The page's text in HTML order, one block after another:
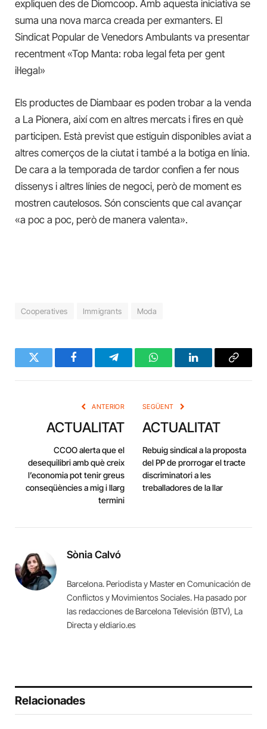
expliquen des de Diomcoop. Amb aquesta iniciativa se
suma una nova marca creada per exmanters. El
Sindicat Popular de Venedors Ambulants va presentar
recentment «Top Manta: roba legal feta per gent
il·legal»
Els productes de Diambaar es poden trobar a la venda
a La Pionera, així com en altres mercats i fires en què
participen. Està previst que estiguin disponibles aviat a
altres comerços de la ciutat i també a la botiga en línia.
De cara a la temporada de tardor confien a fer nous
dissenys i altres línies de negoci, però de moment es
mostren cautelosos. Són conscients que cal avançar
«a poc a poc, però de manera valenta».
Cooperatives Immigrants Moda
Twitter FacebookTelegramWhatsAppLinkedInCopy
ANTERIOR
ACTUALITAT
CCOO alerta que el
desequilibri amb què creix
l’economia pot tenir greus
conseqüències a mig i llarg
termini
SEGÜENT
ACTUALITAT
Rebuig sindical a la proposta
del PP de prorrogar el tracte
discriminatori a les
treballadores de la llar
Sònia Calvó
Barcelona. Periodista y Master en Comunicación de
Conflictos y Movimientos Sociales. Ha pasado por
las redacciones de Barcelona Televisión (BTV), La
Directa y eldiario.es
Relacionades